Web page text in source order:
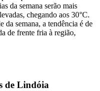
da semana serão mais
chegando aos 30°C.
da semana, a tendência é de
de frente fria à região,
de Lindóia